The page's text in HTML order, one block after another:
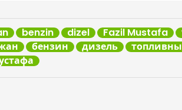
benzin dizel Fazil Mustafa
бензин дизель